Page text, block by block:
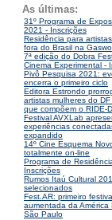
As últimas:
31º Programa de
2021 - Inscrições
Residência para
fora do Brasil na
7ª edição do Dobra
Cinema Experimental -
Pivô Pesquisa 2021:
encerra o primeiro ciclo
Editora Estrondo
artistas mulheres do
que compõem o RIDE-
Festival AVXLab
experiências
expandido
14º Cine Esquema
totalmente on-line
Programa de
Inscrições
Rumos Itaú Cultural
selecionados
Fest.AR: primeiro
aumentada da
São Paulo